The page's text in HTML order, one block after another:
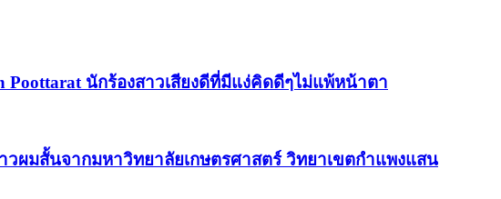
Poottarat นักร้องสาวเสียงดีที่มีแง่คิดดีๆไม่แพ้หน้าตา
วผมสั้นจากมหาวิทยาลัยเกษตรศาสตร์ วิทยาเขตกำแพงแสน